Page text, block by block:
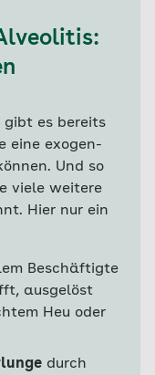
es bereits
eine exogen-
Und so
viele weitere
Hier nur ein
Beschäftigte
ausgelöst
Heu oder
durch